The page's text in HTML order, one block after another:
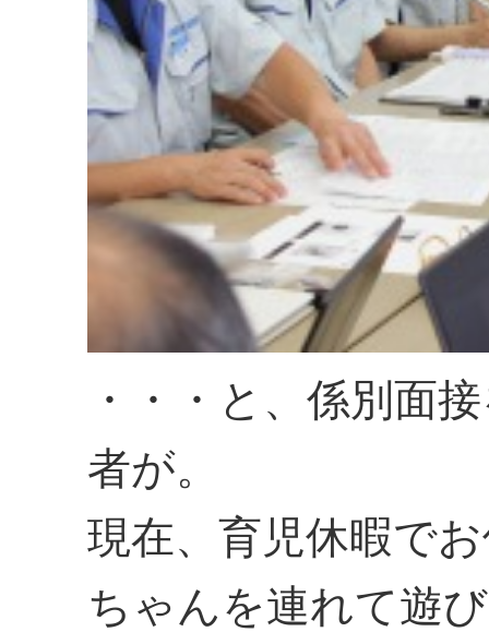
・・・と、係別面
者が。
現在、育児休暇で
ちゃんを連れて遊